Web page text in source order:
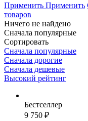
Применить Применить
товаров
Ничего не найдено
Сначала популярные
Сортировать
Сначала популярные
Сначала дорогие
Сначала дешевые
Высокий рейтинг
Бестселлер
9 750 ₽